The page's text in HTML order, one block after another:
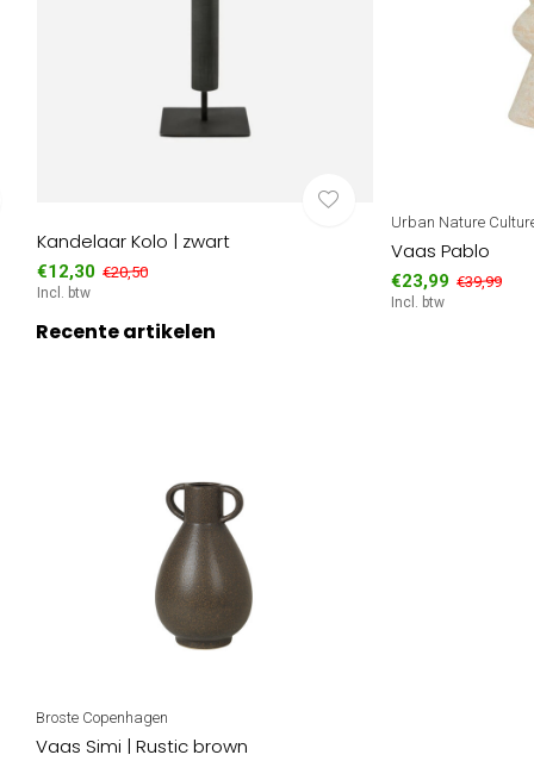
Kandelaar Kolo | zwart
€12,30 €20,50
Incl. btw
Urban Nature
Vaas Pablo
€23,99 €39,99
Incl. btw
Recente artikelen
Broste Copenhagen
Vaas Simi | Rustic brown